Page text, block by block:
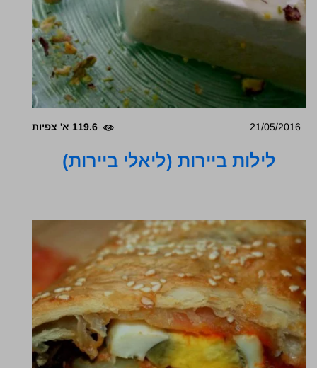
21/05/2016 119.6 א' צפיות
לילות ביירות (ליאלי ביירות)